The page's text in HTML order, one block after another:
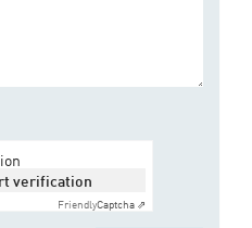
verification
FriendlyCaptcha ⇗